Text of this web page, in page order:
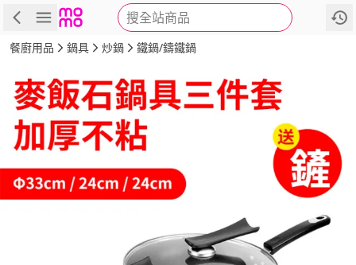
搜全站商品
商品 評價 詳情
餐廚用品 鍋具 炒鍋 鐵鍋/鑄鐵鍋